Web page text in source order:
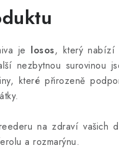
je losos, který nabízí
nezbytnou surovinou
které přirozeně
na zdraví vašich
a rozmarýnu.